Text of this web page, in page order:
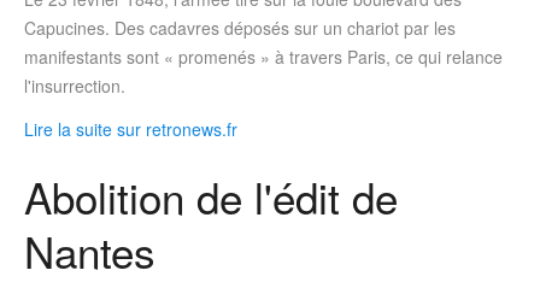
Capucines. Des cadavres déposés sur un chariot par les
manifestants sont « promenés » à travers Paris, ce qui relance
l'insurrection.
Lire la suite sur retronews.fr
Abolition de l'édit de
Nantes